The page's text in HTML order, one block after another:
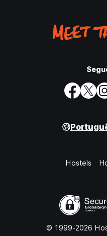
Hostels
© 1999-2026